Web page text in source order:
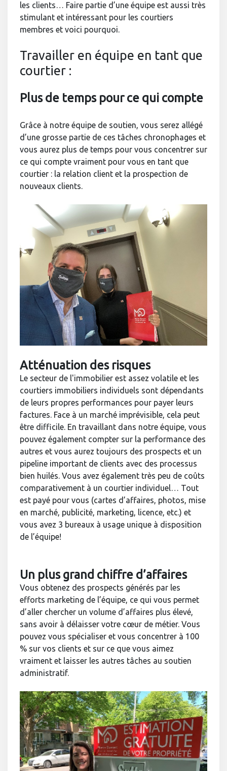
les clients… Faire partie d’une équipe est aussi très
stimulant et intéressant pour les courtiers
membres et voici pourquoi.
Travailler en équipe en tant que
courtier :
Plus de temps pour ce qui compte
Grâce à notre équipe de soutien, vous serez allégé
d’une grosse partie de ces tâches chronophages et
vous aurez plus de temps pour vous concentrer sur
ce qui compte vraiment pour vous en tant que
courtier : la relation client et la prospection de
nouveaux clients.
Atténuation des risques
Le secteur de l'immobilier est assez volatile et les
courtiers immobiliers individuels sont dépendants
de leurs propres performances pour payer leurs
factures. Face à un marché imprévisible, cela peut
être difficile. En travaillant dans notre équipe, vous
pouvez également compter sur la performance des
autres et vous aurez toujours des prospects et un
pipeline important de clients avec des processus
bien huilés. Vous avez également très peu de coûts
comparativement à un courtier individuel… Tout
est payé pour vous (cartes d’affaires, photos, mise
en marché, publicité, marketing, licence, etc.) et
vous avez 3 bureaux à usage unique à disposition
de l’équipe!
Un plus grand chiffre d’affaires
Vous obtenez des prospects générés par les
efforts marketing de l’équipe, ce qui vous permet
d’aller chercher un volume d’affaires plus élevé,
sans avoir à délaisser votre cœur de métier. Vous
pouvez vous spécialiser et vous concentrer à 100
% sur vos clients et sur ce que vous aimez
vraiment et laisser les autres tâches au soutien
administratif.